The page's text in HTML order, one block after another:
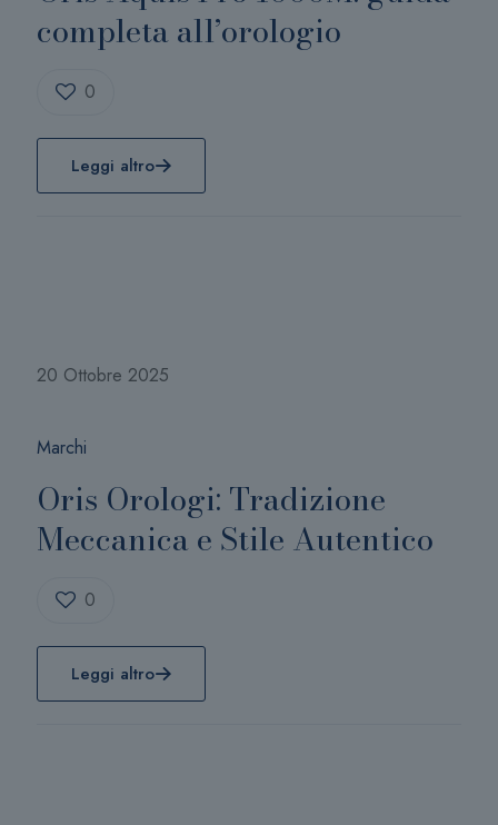
completa all’orologio
0
Leggi altro
20 Ottobre 2025
Marchi
Oris Orologi: Tradizione
Meccanica e Stile Autentico
0
Leggi altro